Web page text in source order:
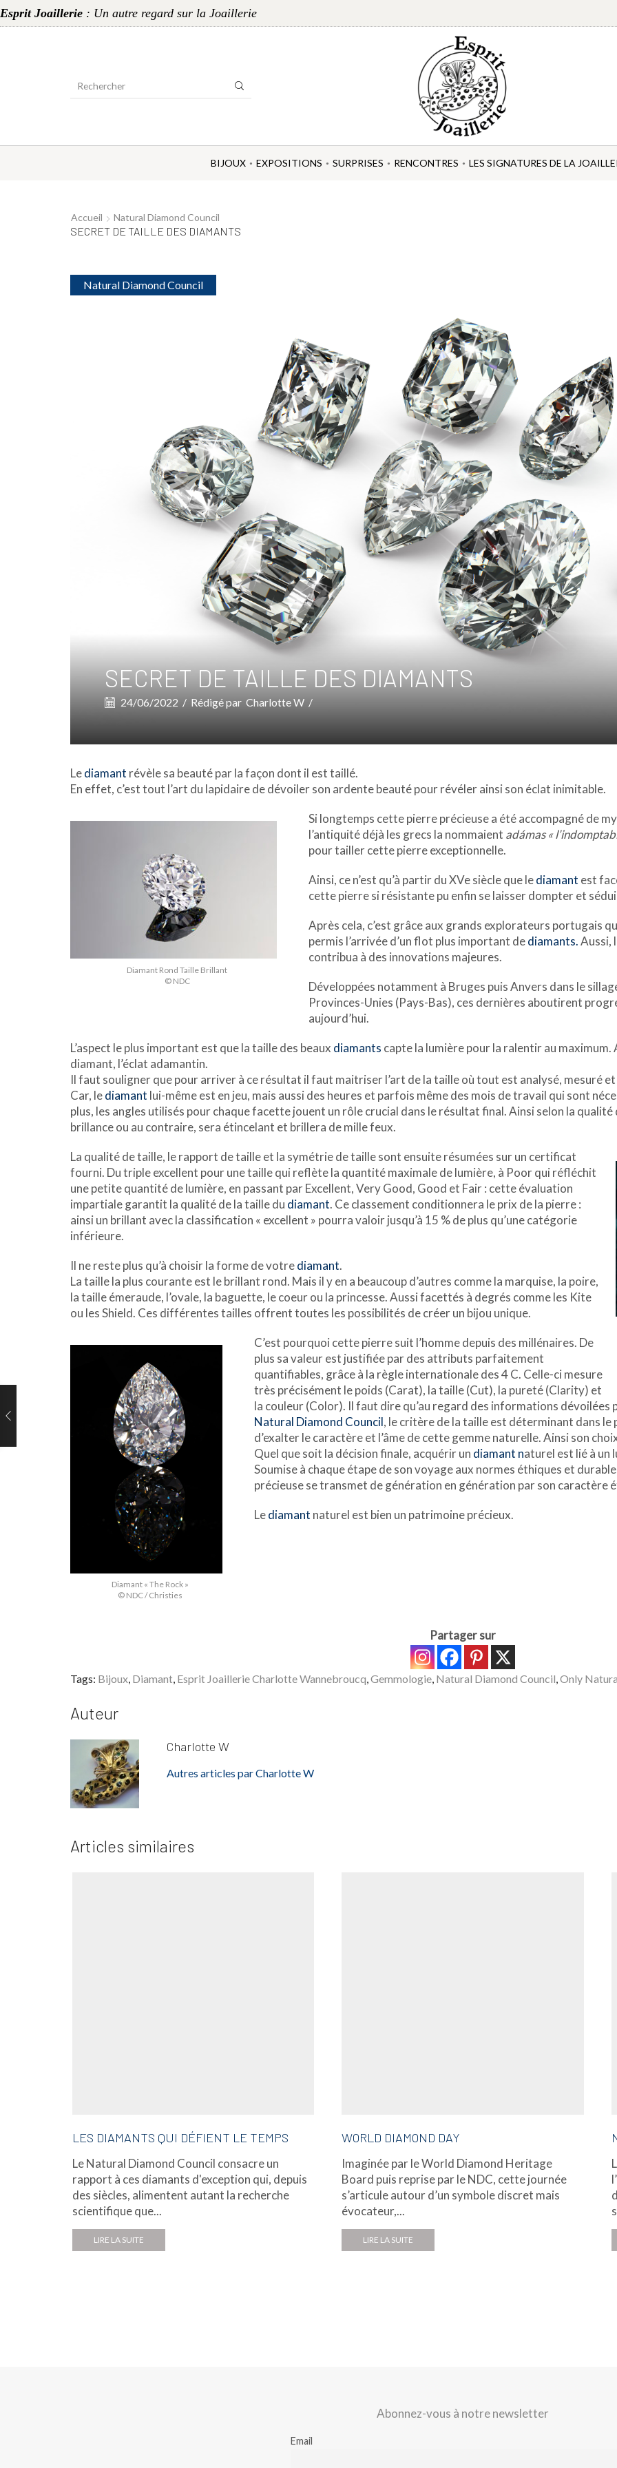
Esprit Joaillerie : Un autre regard sur la Joaillerie
BIJOUX EXPOSITIONS SURPRISES RENCONTRES LES SIGNATURES DE LA
Accueil Natural Diamond Council
SECRET DE TAILLE DES DIAMANTS
Natural Diamond Council
SECRET DE TAILLE DES DIAMANTS
24/06/2022 / Rédigé par Charlotte W /
Lediamant révèle sa beauté par la façon dont il est taillé.
En effet, c’est tout l’art du lapidaire de dévoiler son ardente beauté pour révéler ainsi son éclat inimitable.
Diamant Rond Taille Brillant
© NDC
Si longtemps cette pierre précieuse a été accompagné de
l’antiquité déjà les grecs la nommaient adámas «
pour tailler cette pierre exceptionnelle.
Ainsi, ce n’est qu’à partir du XVe siècle que lediamant est
cette pierre si résistante pu enfin se laisser dompter et
Après cela, c’est grâce aux grands explorateurs portugais
permis l’arrivée d’un flot plus important dediamants.Aussi,
contribua à des innovations majeures.
Développées notamment à Bruges puis Anvers dans le
Provinces-Unies (Pays-Bas), ces dernières aboutirent
aujourd’hui.
L’aspect le plus important est que la taille des beaux diamants capte la lumière pour la ralentir au
diamant, l’éclat adamantin.
Il faut souligner que pour arriver à ce résultat il faut maitriser l’art de la taille où tout est analysé, mesuré et
Car, lediamant lui-même est en jeu, mais aussi des heures et parfois même des mois de travail qui sont
plus, les angles utilisés pour chaque facette jouent un rôle crucial dans le résultat final. Ainsi selon la qualité
brillance ou au contraire, sera étincelant et brillera de mille feux.
La qualité de taille, le rapport de taille et la symétrie de taille sont ensuite résumées sur un certificat
fourni. Du triple excellent pour une taille qui reflète la quantité maximale de lumière, à Poor qui réfléchit
une petite quantité de lumière, en passant par Excellent, Very Good, Good et Fair : cette évaluation
impartiale garantit la qualité de la taille du diamant. Ce classement conditionnera le prix de la pierre :
ainsi un brillant avec la classification « excellent » pourra valoir jusqu’à 15 % de plus qu’une catégorie
inférieure.
Il ne reste plus qu’à choisir la forme de votrediamant.
La taille la plus courante est le brillant rond. Mais il y en a beaucoup d’autres comme la marquise, la poire,
la taille émeraude, l’ovale, la baguette, le coeur ou la princesse. Aussi facettés à degrés comme les Kite
ou les Shield. Ces différentes tailles offrent toutes les possibilités de créer un bijou unique.
Diamant « The Rock »
© NDC / Christies
C’est pourquoi cette pierre suit l’homme depuis des millénaires. De
plus sa valeur est justifiée par des attributs parfaitement
quantifiables, grâce à la règle internationale des 4 C. Celle-ci mesure
très précisément le poids (Carat), la taille (Cut), la pureté (Clarity) et
la couleur (Color). Il faut dire qu’au regard des informations dévoilées
Natural Diamond Council, le critère de la taille est déterminant dans le
d’exalter le caractère et l’âme de cette gemme naturelle. Ainsi son
Quel que soit la décision finale, acquérir un diamant naturel est lié à un
Soumise à chaque étape de son voyage aux normes éthiques et
précieuse se transmet de génération en génération par son caractère
Lediamant naturel est bien un patrimoine précieux.
Partager sur
Tags: Bijoux, Diamant, Esprit Joaillerie Charlotte Wannebroucq,Gemmologie, Natural Diamond Council,Only
Auteur
Charlotte W
Autres articles par Charlotte W
Articles similaires
LES DIAMANTS QUI DÉFIENT LE TEMPS
Le Natural Diamond Council consacre un
rapport à ces diamants d'exception qui, depuis
des siècles, alimentent autant la recherche
scientifique que...
LIRE LA SUITE
WORLD DIAMOND DAY
Imaginée par le World Diamond Heritage
Board puis reprise par le NDC, cette journée
s’articule autour d’un symbole discret mais
évocateur,...
LIRE LA SUITE
Abonnez-vous à notre newsletter
Email